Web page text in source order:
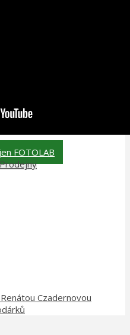
FOTOLAB
Prodejny
Czadernovou